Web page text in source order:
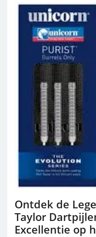
Ontdek de
Taylor
Excellentie op